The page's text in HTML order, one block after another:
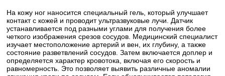
На кожу ног наносится специальный гель, который улучшает
контакт с кожей и проводит ультразвуковые лучи. Датчик
устанавливается под разными углами для получения более
четкого изображения срезов сосудов. Медицинский специалист
изучает местоположение артерий и вен, их глубину, а также
состояние разветвлений сосудов. Затем включается доплер и
определяется характер кровотока, включая его скорость и
равномерность. Это позволяет выявить различные аномалии